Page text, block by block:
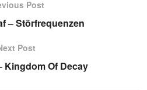
Post
– Störfrequenzen
Post
Kingdom Of Decay